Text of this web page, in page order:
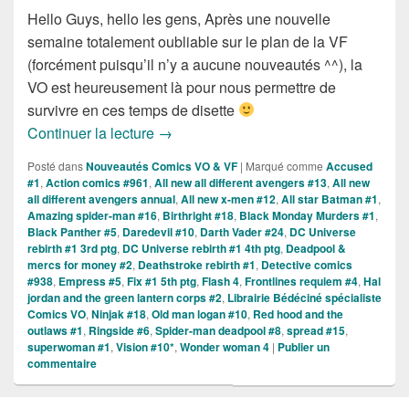
Hello Guys, hello les gens, Après une nouvelle
semaine totalement oubliable sur le plan de la VF
(forcément puisqu’il n’y a aucune nouveautés ^^), la
VO est heureusement là pour nous permettre de
survivre en ces temps de disette
Continuer la lecture Sorties des Comics VO de la semaine
→
Posté dansNouveautés Comics VO & VF | Marqué comme Accused
#1, Action comics #961, All new all different avengers #13, All new
all different avengers annual, All new x-men #12, All star Batman #1,
Amazing spider-man #16, Birthright #18, Black Monday Murders #1,
Black Panther #5, Daredevil #10, Darth Vader #24, DC Universe
rebirth #1 3rd ptg, DC Universe rebirth #1 4th ptg, Deadpool &
mercs for money #2, Deathstroke rebirth #1, Detective comics
#938, Empress #5, Fix #1 5th ptg, Flash 4, Frontlines requiem #4, Hal
jordan and the green lantern corps #2, Librairie Bédéciné spécialiste
Comics VO, Ninjak #18, Old man logan #10, Red hood and the
outlaws #1, Ringside #6, Spider-man deadpool #8, spread #15,
superwoman #1, Vision #10*, Wonder woman 4 | Publier un
commentaire